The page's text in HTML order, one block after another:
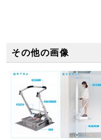
その他の画像